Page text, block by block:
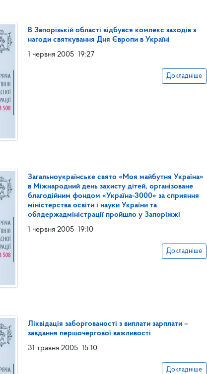
В Запорізькій області відбувся комлекс заходів з
нагоди святкування Дня Європи в Україні
1 червня 2005 19:27
Докладніше
Загальноукраїнське свято «Моя майбутня Україна»
в Міжнародний день захисту дітей, організоване
благодійним фондом «Україна-3000» за сприяння
міністерства освіти і науки України та
облдержадміністрації пройшло у Запоріжжі
1 червня 2005 19:10
Докладніше
Ліквідація заборгованості з виплати зарплати –
завдання першочергової важливості
31 травня 2005 15:10
Докладніше